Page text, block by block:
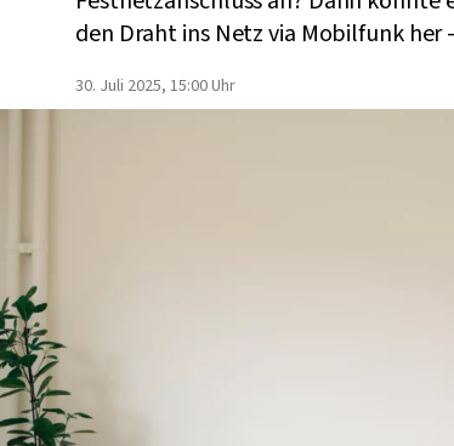
den Draht ins Netz via Mobilfunk her
30. Juli 2025, 15:00 Uhr